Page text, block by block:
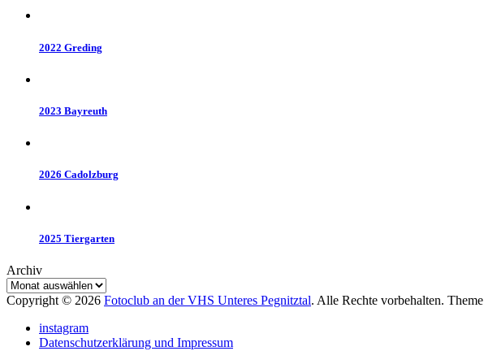
2022 Greding
2023 Bayreuth
2026 Cadolzburg
2025 Tiergarten
Archiv
Copyright © 2026 Fotoclub an der VHS Unteres Pegnitztal. Alle Rechte vorbehalten. Theme
instagram
Datenschutzerklärung und Impressum